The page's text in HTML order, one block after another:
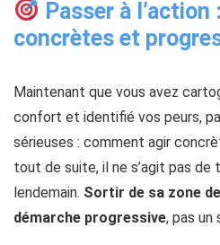
Passer à
concrètes et
Maintenant que vous avez
confort et identifié vos peurs,
sérieuses : comment agir
tout de suite, il ne s’agit pas de
lendemain. Sortir de sa zone
démarche progressive, pas un